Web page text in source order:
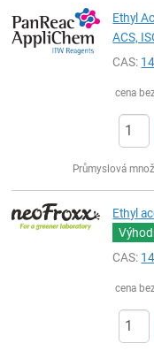
Ethyl
ACS,
CAS:
cena
Průmyslová
Ethyl
CAS:
cena